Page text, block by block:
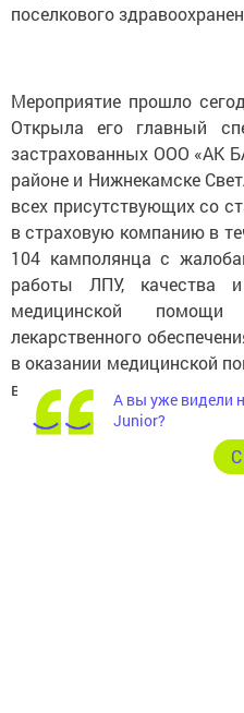
поселкового
Мероприятие прошло
Открыла его главный
застрахованных ООО «АК
районе и Нижнекамске
всех присутствующих со
в страховую компанию в
104 камполянца с
работы ЛПУ, качества и
медицинской
лекарственного
в оказании медицинской
врача, взимания денежных
А вы уже видели
Junior?